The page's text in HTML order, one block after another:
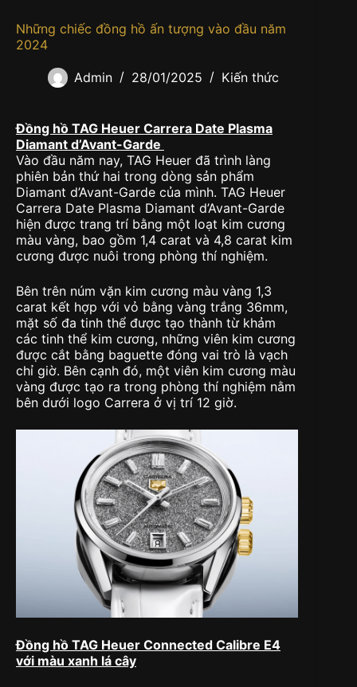
Những chiếc đồng hồ ấn tượng vào đầu năm
2024
Admin 28/01/2025 Kiến thức
Đồng hồ TAG Heuer Carrera Date Plasma
Diamant d’Avant-Garde
Vào đầu năm nay, TAG Heuer đã trình làng
phiên bản thứ hai trong dòng sản phẩm
Diamant d’Avant-Garde của mình. TAG Heuer
Carrera Date Plasma Diamant d’Avant-Garde
hiện được trang trí bằng một loạt kim cương
màu vàng, bao gồm 1,4 carat và 4,8 carat kim
cương được nuôi trong phòng thí nghiệm.
Bên trên núm vặn kim cương màu vàng 1,3
carat kết hợp với vỏ bằng vàng trắng 36mm,
mặt số đa tinh thể được tạo thành từ khảm
các tinh thể kim cương, những viên kim cương
được cắt bằng baguette đóng vai trò là vạch
chỉ giờ. Bên cạnh đó, một viên kim cương màu
vàng được tạo ra trong phòng thí nghiệm nằm
bên dưới logo Carrera ở vị trí 12 giờ.
Đồng hồ TAG Heuer Connected Calibre E4
với màu xanh lá cây